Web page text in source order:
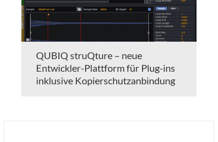
QUBIQ struQture – neue
Entwickler-Plattform für Plug-ins
inklusive Kopierschutzanbindung